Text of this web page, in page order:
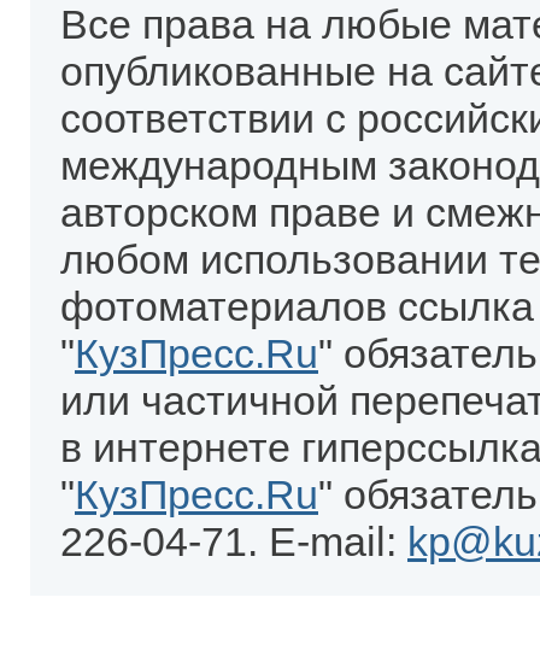
Все права на любые
опубликованные на
соответствии с
международным
авторском праве и
любом использовании
фотоматериалов
"КузПресс.Ru"
или частичной
в интернете
"КузПресс.Ru"
226-04-71. E-mail: